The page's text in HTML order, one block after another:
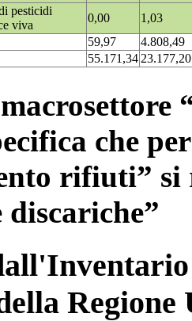
pesticidi
viva
0,00
1,03
59,97
4.808,49
55.171,3423.177,20
che
rifiuti”
discariche”